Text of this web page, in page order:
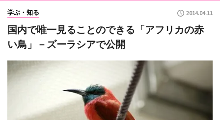
学ぶ・知る 2014.04.11
国内で唯一見ることのできる「アフリカの赤
い鳥」－ズーラシアで公開